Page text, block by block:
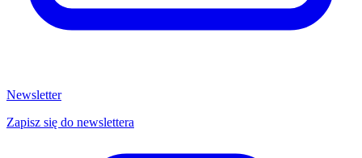
Newsletter
Zapisz się do newslettera